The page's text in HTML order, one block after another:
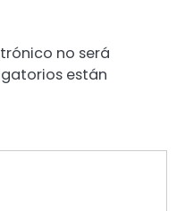
no será
están